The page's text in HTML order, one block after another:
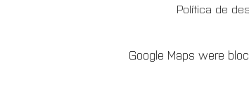
Política de
Google Maps were